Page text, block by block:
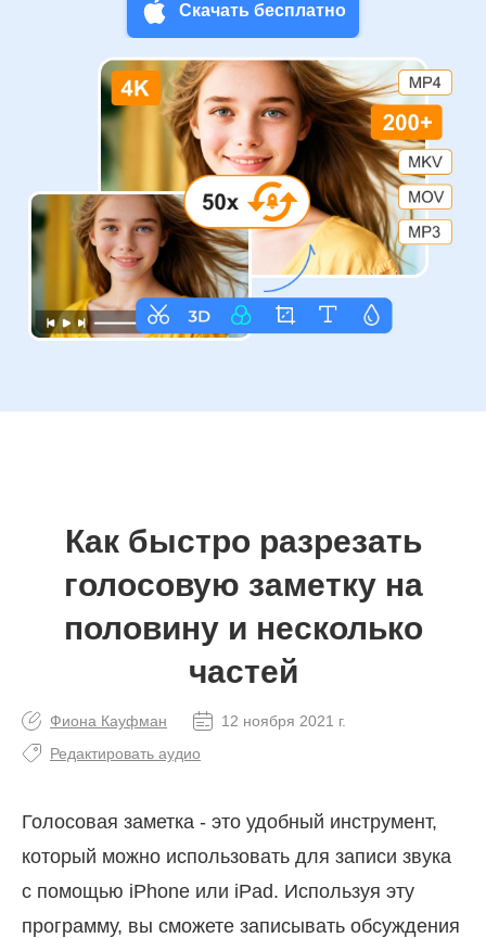
Скачать бесплатно
Как быстро разрезать
голосовую заметку на
половину и несколько
частей
Фиона Кауфман
12 ноября 2021 г.
Редактировать аудио
Голосовая заметка - это удобный инструмент,
который можно использовать для записи звука
с помощью iPhone или iPad. Используя эту
программу, вы сможете записывать обсуждения